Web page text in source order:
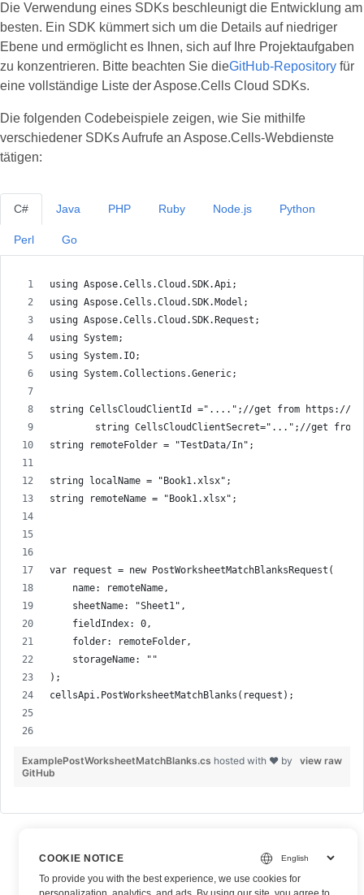
Die Verwendung eines SDKs beschleunigt die Entwicklung am
besten. Ein SDK kümmert sich um die Details auf niedriger
Ebene und ermöglicht es Ihnen, sich auf Ihre Projektaufgaben
zu konzentrieren. Bitte beachten Sie dieGitHub-Repository für
eine vollständige Liste der Aspose.Cells Cloud SDKs.
Die folgenden Codebeispiele zeigen, wie Sie mithilfe
verschiedener SDKs Aufrufe an Aspose.Cells-Webdienste
tätigen:
C#
using Aspose.Cells.Cloud.SDK.Api;
using Aspose.Cells.Cloud.SDK.Model;
using Aspose.Cells.Cloud.SDK.Request;
using System;
using System.IO;
using System.Collections.Generic;
string CellsCloudClientId ="....";//get from https://
string CellsCloudClientSecret="...";//get
string remoteFolder = "TestData/In";
string localName = "Book1.xlsx";
string remoteName = "Book1.xlsx";
var request = new PostWorksheetMatchBlanksRequest(
    name: remoteName,
    sheetName: "Sheet1",
    fieldIndex: 0,
    folder: remoteFolder,
    storageName: ""
);
cellsApi.PostWorksheetMatchBlanks(request);
view raw
ExamplePostWorksheetMatchBlanks.cs hosted with ❤ by
GitHub
Java PHP Ruby Node.js Python
Perl Go
COOKIE NOTICE
To provide you with the best experience, we use cookies for